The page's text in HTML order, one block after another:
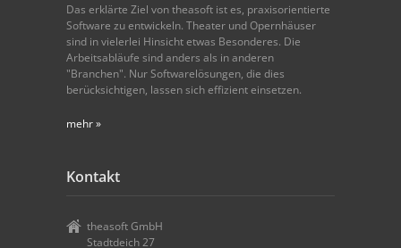
Das erklärte Ziel von theasoft ist es, praxisorientierte
Software zu entwickeln. Theater und Opernhäuser
sind in vielerlei Hinsicht etwas Besonderes. Die
Arbeitsabläufe sind anders als in anderen
"Branchen". Nur Softwarelösungen, die dies
berücksichtigen, lassen sich effizient einsetzen.
mehr »
Kontakt
theasoft GmbH
Stadtdeich 27